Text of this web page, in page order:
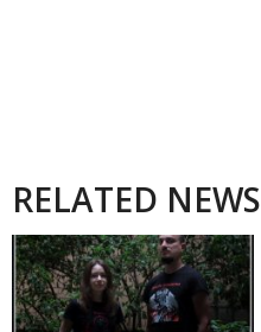
RELATED NEWS